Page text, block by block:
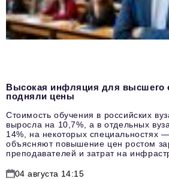
Высокая инфляция для высшего
подняли цены
Стоимость обучения в российских
выросла на 10,7%, а в отдельных
14%, на некоторых специальностях
объясняют повышение цен ростом
преподавателей и затрат на
04 августа 14:15